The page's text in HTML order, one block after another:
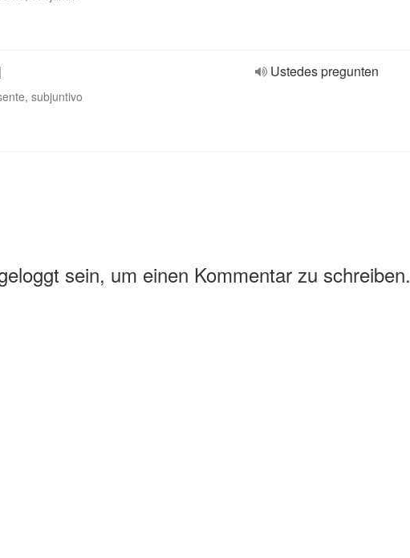
subjuntivo
Ustedes pregunten
sein, um einen Kommentar zu schreiben.